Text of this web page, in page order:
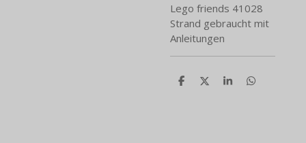
Lego friends 41028
Strand gebraucht mit
Anleitungen
T
T
T
T